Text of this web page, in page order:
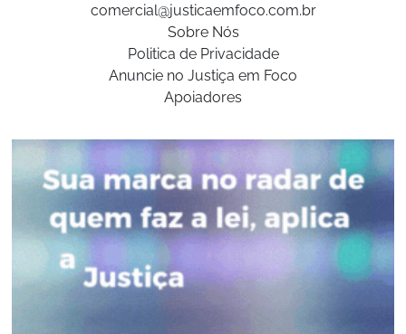
comercial@justicaemfoco.com.br
Sobre Nós
Politica de Privacidade
Anuncie no Justiça em Foco
Apoiadores